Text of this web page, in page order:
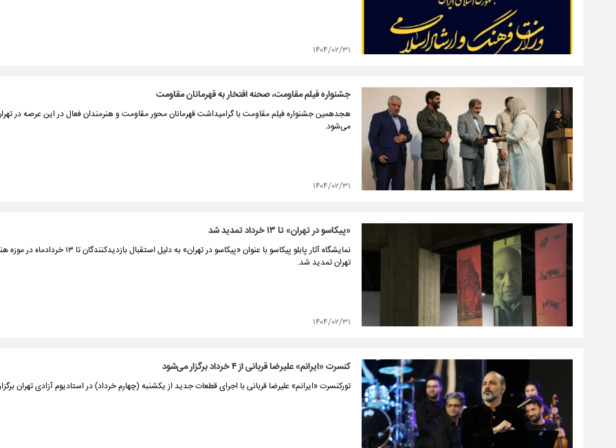
۱۴۰۴/۰۲/۳۱
جشنواره فیلم مقاومت، صحنه افتخار به قهرمانان مقاومت
هجدهمین جشنواره فیلم مقاومت با گرامیداشت قهرمانان محور مقاومت و هنرمندان فعال در این عرصه در تهران
می‌شود.
۱۴۰۴/۰۲/۳۱
«پیکاسو در تهران» تا ۱۳ خرداد تمدید شد
نمایشگاه آثار پابلو پیکاسو با عنوان «پیکاسو در تهران» به دلیل استقبال
تهران تمدید شد.
۱۴۰۴/۰۲/۳۱
کنسرت «ایرانم» علیرضا قربانی از ۴ خرداد برگزار می‌شود
تورکنسرت «ایرانم» علیرضا قربانی با اجرای قطعات جدید از یکشنبه (چهارم خرداد) در استادیوم آزادی تهران